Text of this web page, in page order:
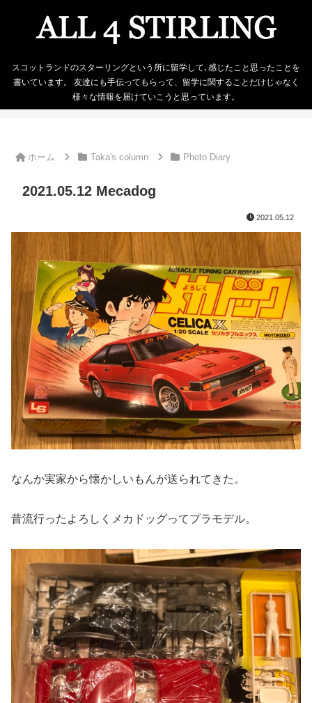
スコットランドのスターリングという所に留学して､感じたこと思ったことを
書いています。 友達にも手伝ってもらって、留学に関することだけじゃなく
様々な情報を届けていこうと思っています。
ホーム Taka's column Photo Diary
2021.05.12 Mecadog
2021.05.12
なんか実家から懐かしいもんが送られてきた。
昔流行ったよろしくメカドッグってプラモデル。